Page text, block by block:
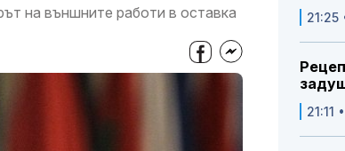
на външните работи в оставка 21:25
21:11